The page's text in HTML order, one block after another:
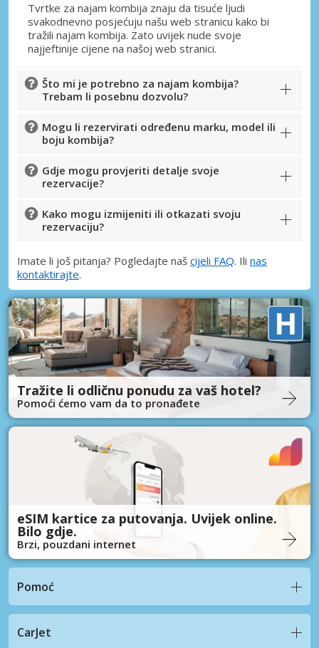
Posebni popusti
Pristupite ekskluzivnim ponudama naših
dobavljača
Prijava putem eLinka
Tvrtke za najam kombija znaju da tisuće ljudi
svakodnevno posjećuju našu web stranicu kako bi
tražili najam kombija. Zato uvijek nude svoje
najjeftinije cijene na našoj web stranici.
Što mi je potrebno za najam kombija?
Trebam li posebnu dozvolu?
Mogu li rezervirati određenu marku, model ili
boju kombija?
Gdje mogu provjeriti detalje svoje
rezervacije?
Kako mogu izmijeniti ili otkazati svoju
rezervaciju?
Imate li još pitanja? Pogledajte naš cijeli FAQ. Ili nas
kontaktirajte.
Tražite li odličnu ponudu za vaš hotel?
Pomoći ćemo vam da to pronađete
eSIM kartice za putovanja. Uvijek online.
Bilo gdje.
Brzi, pouzdani internet
Pomoć
CarJet